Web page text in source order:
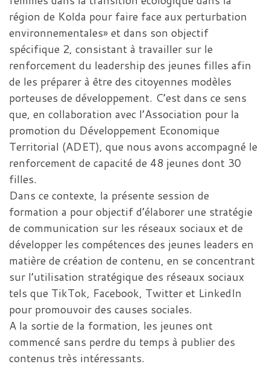
région de Kolda pour faire face aux perturbation
environnementales» et dans son objectif
spécifique 2, consistant à travailler sur le
renforcement du leadership des jeunes filles afin
de les préparer à être des citoyennes modèles
porteuses de développement. C’est dans ce sens
que, en collaboration avec l’Association pour la
promotion du Développement Economique
Territorial (ADET), que nous avons accompagné le
renforcement de capacité de 48 jeunes dont 30
filles.
Dans ce contexte, la présente session de
formation a pour objectif d’élaborer une stratégie
de communication sur les réseaux sociaux et de
développer les compétences des jeunes leaders en
matière de création de contenu, en se concentrant
sur l’utilisation stratégique des réseaux sociaux
tels que TikTok, Facebook, Twitter et LinkedIn
pour promouvoir des causes sociales.
A la sortie de la formation, les jeunes ont
commencé sans perdre du temps à publier des
contenus très intéressants.